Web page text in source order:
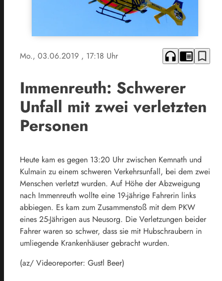
Mo., 03.06.2019 , 17:18 Uhr headphones chrome_reader_mode bookmark_border
Immenreuth: Schwerer
Unfall mit zwei verletzten
Personen
Heute kam es gegen 13:20 Uhr zwischen Kemnath und
Kulmain zu einem schweren Verkehrsunfall, bei dem zwei
Menschen verletzt wurden. Auf Höhe der Abzweigung
nach Immenreuth wollte eine 19-jährige Fahrerin links
abbiegen. Es kam zum Zusammenstoß mit dem PKW
eines 25-Jährigen aus Neusorg. Die Verletzungen beider
Fahrer waren so schwer, dass sie mit Hubschraubern in
umliegende Krankenhäuser gebracht wurden.
(az/ Videoreporter: Gustl Beer)